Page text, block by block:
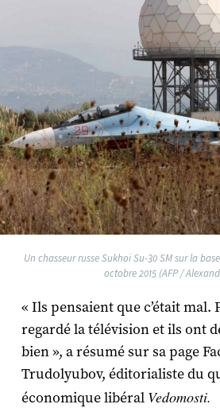
Un chasseur russe Sukhoi Su-30 SM sur la
octobre 2015 (AFP /
« Ils pensaient que c’était mal.
regardé la télévision et ils ont
bien », a résumé sur sa page
Trudolyubov, éditorialiste du
économique libéral Vedomosti.